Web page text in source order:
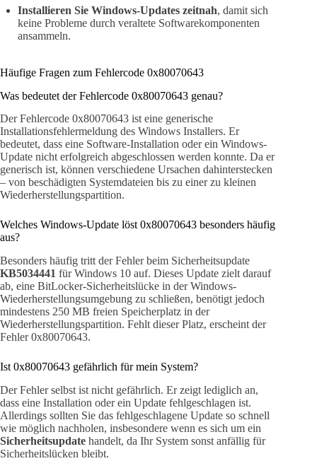
Installieren Sie Windows-Updates zeitnah, damit sich
keine Probleme durch veraltete Softwarekomponenten
ansammeln.
Häufige Fragen zum Fehlercode 0x80070643
Was bedeutet der Fehlercode 0x80070643 genau?
Der Fehlercode 0x80070643 ist eine generische
Installationsfehlermeldung des Windows Installers. Er
bedeutet, dass eine Software-Installation oder ein Windows-
Update nicht erfolgreich abgeschlossen werden konnte. Da er
generisch ist, können verschiedene Ursachen dahinterstecken
– von beschädigten Systemdateien bis zu einer zu kleinen
Wiederherstellungspartition.
Welches Windows-Update löst 0x80070643 besonders häufig
aus?
Besonders häufig tritt der Fehler beim Sicherheitsupdate
KB5034441 für Windows 10 auf. Dieses Update zielt darauf
ab, eine BitLocker-Sicherheitslücke in der Windows-
Wiederherstellungsumgebung zu schließen, benötigt jedoch
mindestens 250 MB freien Speicherplatz in der
Wiederherstellungspartition. Fehlt dieser Platz, erscheint der
Fehler 0x80070643.
Ist 0x80070643 gefährlich für mein System?
Der Fehler selbst ist nicht gefährlich. Er zeigt lediglich an,
dass eine Installation oder ein Update fehlgeschlagen ist.
Allerdings sollten Sie das fehlgeschlagene Update so schnell
wie möglich nachholen, insbesondere wenn es sich um ein
Sicherheitsupdate handelt, da Ihr System sonst anfällig für
Sicherheitslücken bleibt.